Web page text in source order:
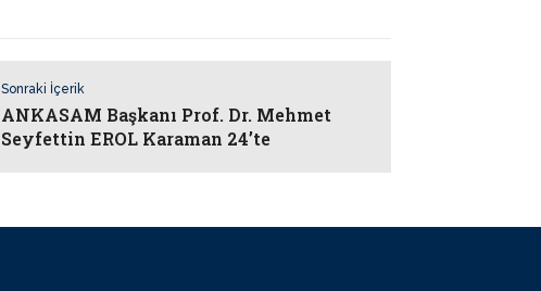
Sonraki İçerik
ANKASAM Başkanı Prof. Dr. Mehmet
Seyfettin EROL Karaman 24’te